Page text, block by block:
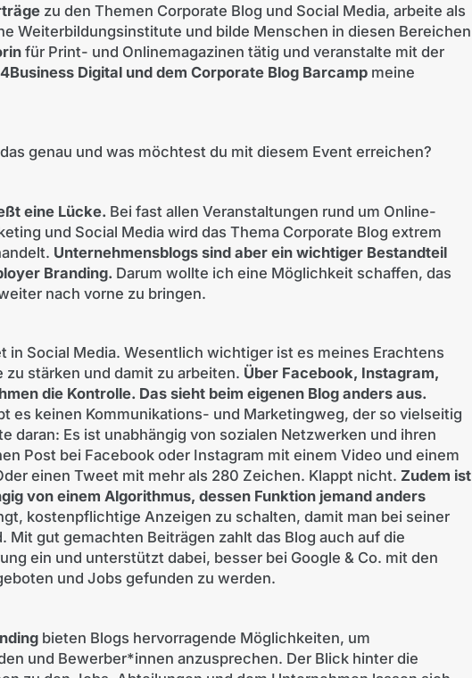
zu den Themen Corporate Blog und Social Media, arbeite als
Weiterbildungsinstitute und bilde Menschen in diesen Bereichen
für Print- und Onlinemagazinen tätig und veranstalte mit der
Digital und dem Corporate Blog Barcampmeine
genau und was möchtest du mit diesem Event erreichen?
eine Lücke. Bei fast allen Veranstaltungen rund um Online-
und Social Media wird das Thema Corporate Blog extrem
Unternehmensblogs sind aber ein wichtiger Bestandteil
Branding. Darum wollte ich eine Möglichkeit schaffen, das
nach vorne zu bringen.
in Social Media. Wesentlich wichtiger ist es meines Erachtens
zu stärken und damit zu arbeiten. Über Facebook, Instagram,
die Kontrolle. Das sieht beim eigenen Blog anders aus.
es keinen Kommunikations- und Marketingweg, der so vielseitig
daran: Es ist unabhängig von sozialen Netzwerken und ihren
Post bei Facebook oder Instagram mit einem Video und einem
einen Tweet mit mehr als 280 Zeichen. Klappt nicht. Zudem ist
von einem Algorithmus, dessen Funktion jemand anders
kostenpflichtige Anzeigen zu schalten, damit man bei seiner
Mit gut gemachten Beiträgen zahlt das Blog auch auf die
ein und unterstützt dabei, besser bei Google & Co. mit den
und Jobs gefunden zu werden.
bieten Blogs hervorragende Möglichkeiten, um
und Bewerber*innen anzusprechen. Der Blick hinter die